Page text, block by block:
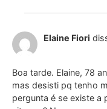
Elaine Fiori
Boa tarde. Elaine, 78
mas desisti pq tenho
pergunta é se existe a